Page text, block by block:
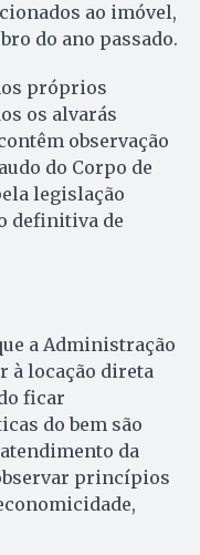
ao imóvel,
do ano passado.
próprios
os alvarás
observação
do Corpo de
legislação
definitiva de
a Administração
à locação direta
ficar
do bem são
da
princípios